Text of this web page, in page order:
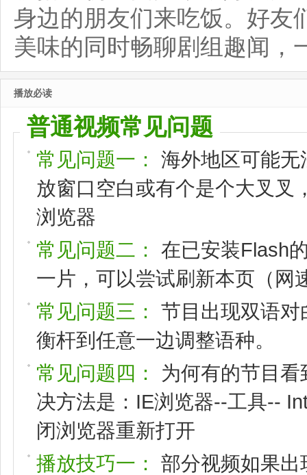
身边的朋友们来吃饭。好友
美味的同时畅聊剧组趣闻，
播放必读
普通视频常见问题
常见问题一：
海外地区可能
放窗口空白或有个是个大叉叉
浏览器
常见问题二：
在已安装Flash
一片，可以尝试刷新本页（网
常见问题三：
节目出现双语
衡杆到任意一边调整语种。
常见问题四：
为何有的节目
决方法是：IE浏览器--工具--
闭浏览器重新打开
播放技巧一：
部分视频如果